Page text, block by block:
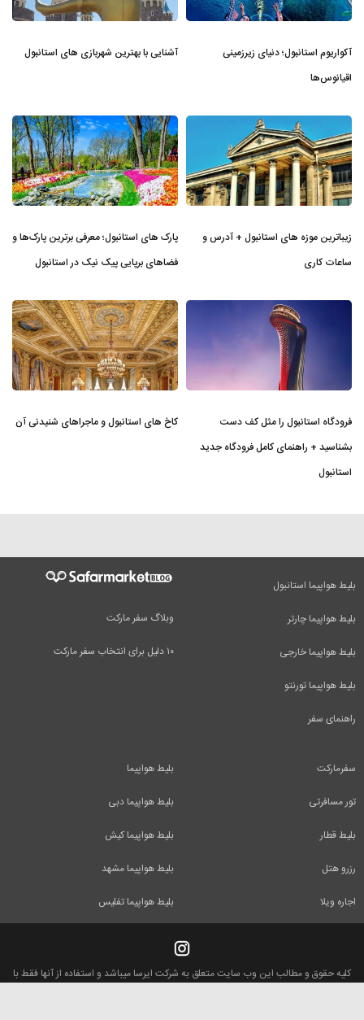
آکواریوم استانبول؛ دنیای زیرزمینی
اقیانوس‌ها
آشنایی با بهترین شهربازی های استانبول
زیباترین موزه‌ های استانبول + آدرس و
ساعات کاری
پارک های استانبول؛ معرفی برترین پارک‌ها و
فضاهای برپایی پیک نیک در استانبول
فرودگاه استانبول را مثل کف دست
بشناسید + راهنمای کامل فرودگاه جدید
استانبول
کاخ های استانبول و ماجراهای شنیدنی آن
وبلاگ سفر مارکت
۱۰ دلیل برای انتخاب سفر مارکت
بلیط هواپیما استانبول
بلیط هواپیما چارتر
بلیط هواپیما خارجی
بلیط هواپیما تورنتو
راهنمای سفر
بلیط هواپیما
بلیط هواپیما دبی
بلیط هواپیما کیش
بلیط هواپیما مشهد
بلیط هواپیما تفلیس
سفرمارکت
تور مسافرتی
بلیط قطار
رزرو هتل
اجاره ویلا
کلیه حقوق و مطالب این وب سایت متعلق به شرکت ایرسا میباشد و استفاده از آنها فقط با